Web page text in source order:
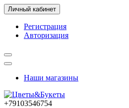
Личный кабинет
Регистрация
Авторизация
Наши магазины
+79103546754